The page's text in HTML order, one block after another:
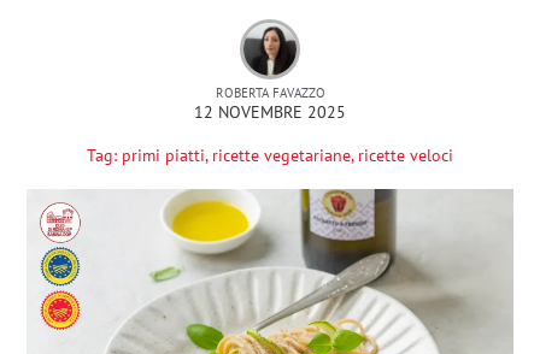
ROBERTA FAVAZZO
12 NOVEMBRE 2025
Tag: primi piatti, ricette vegetariane, ricette veloci